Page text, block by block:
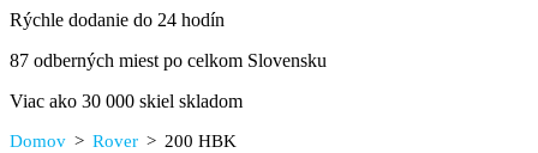
Rýchle dodanie do 24 hodín
87 odberných miest po celkom Slovensku
Viac ako 30 000 skiel skladom
Domov > Rover > 200 HBK